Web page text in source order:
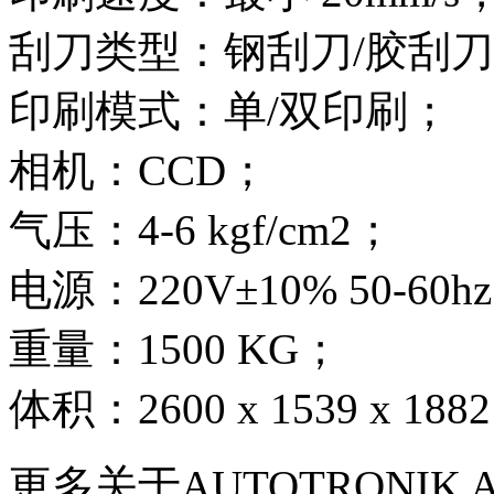
刮刀类型：钢刮刀/胶刮
印刷模式：单/双印刷；
相机：CCD；
气压：4-6 kgf/cm2；
电源：220V±10% 50-
重量：1500 KG；
体积：2600 x 1539 x